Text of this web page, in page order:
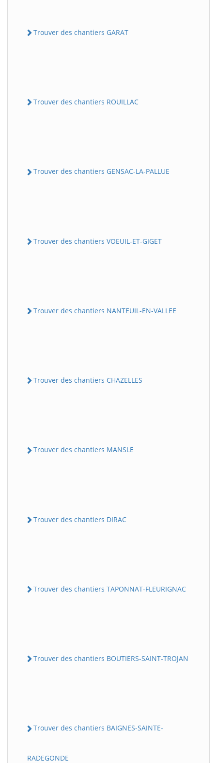
Trouver des chantiers GARAT
Trouver des chantiers ROUILLAC
Trouver des chantiers GENSAC-LA-PALLUE
Trouver des chantiers VOEUIL-ET-GIGET
Trouver des chantiers NANTEUIL-EN-VALLEE
Trouver des chantiers CHAZELLES
Trouver des chantiers MANSLE
Trouver des chantiers DIRAC
Trouver des chantiers TAPONNAT-FLEURIGNAC
Trouver des chantiers BOUTIERS-SAINT-TROJAN
Trouver des chantiers BAIGNES-SAINTE-
RADEGONDE